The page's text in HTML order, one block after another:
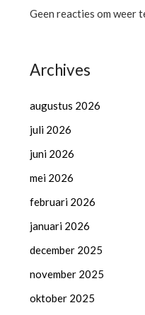
Geen reacties om weer
Archives
augustus 2026
juli 2026
juni 2026
mei 2026
februari 2026
januari 2026
december 2025
november 2025
oktober 2025